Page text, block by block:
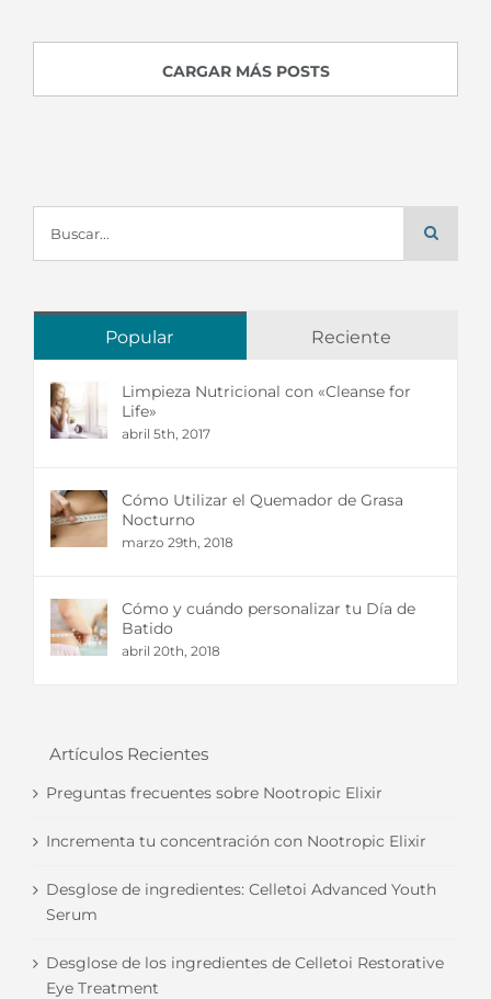
CARGAR MÁS POSTS
Popular Reciente
Limpieza Nutricional con «Cleanse for
Life»
abril 5th, 2017
Cómo Utilizar el Quemador de Grasa
Nocturno
marzo 29th, 2018
Cómo y cuándo personalizar tu Día de
Batido
abril 20th, 2018
Artículos Recientes
Preguntas frecuentes sobre Nootropic Elixir
Incrementa tu concentración con Nootropic Elixir
Desglose de ingredientes: Celletoi Advanced Youth
Serum
Desglose de los ingredientes de Celletoi Restorative
Eye Treatment